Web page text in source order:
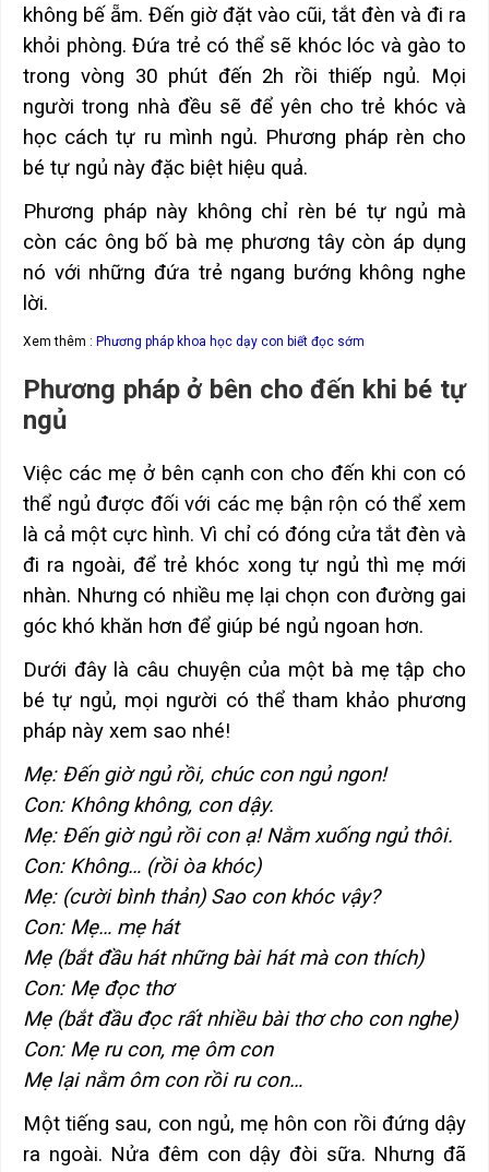
không bế ẵm. Đến giờ đặt vào cũi, tắt đèn và đi ra
khỏi phòng. Đứa trẻ có thể sẽ khóc lóc và gào to
trong vòng 30 phút đến 2h rồi thiếp ngủ. Mọi
người trong nhà đều sẽ để yên cho trẻ khóc và
học cách tự ru mình ngủ. Phương pháp rèn cho
bé tự ngủ này đặc biệt hiệu quả.
Phương pháp này không chỉ rèn bé tự ngủ mà
còn các ông bố bà mẹ phương tây còn áp dụng
nó với những đứa trẻ ngang bướng không nghe
lời.
Xem thêm : Phương pháp khoa học dạy con biết đọc sớm
Phương pháp ở bên cho đến khi bé tự
ngủ
Việc các mẹ ở bên cạnh con cho đến khi con có
thể ngủ được đối với các mẹ bận rộn có thể xem
là cả một cực hình. Vì chỉ có đóng cửa tắt đèn và
đi ra ngoài, để trẻ khóc xong tự ngủ thì mẹ mới
nhàn. Nhưng có nhiều mẹ lại chọn con đường gai
góc khó khăn hơn để giúp bé ngủ ngoan hơn.
Dưới đây là câu chuyện của một bà mẹ tập cho
bé tự ngủ, mọi người có thể tham khảo phương
pháp này xem sao nhé!
Mẹ: Đến giờ ngủ rồi, chúc con ngủ ngon!
Con: Không không, con dậy.
Mẹ: Đến giờ ngủ rồi con ạ! Nằm xuống ngủ thôi.
Con: Không… (rồi òa khóc)
Mẹ: (cười bình thản) Sao con khóc vậy?
Con: Mẹ… mẹ hát
Mẹ (bắt đầu hát những bài hát mà con thích)
Con: Mẹ đọc thơ
Mẹ (bắt đầu đọc rất nhiều bài thơ cho con nghe)
Con: Mẹ ru con, mẹ ôm con
Mẹ lại nằm ôm con rồi ru con…
Một tiếng sau, con ngủ, mẹ hôn con rồi đứng dậy
ra ngoài. Nửa đêm con dậy đòi sữa. Nhưng đã